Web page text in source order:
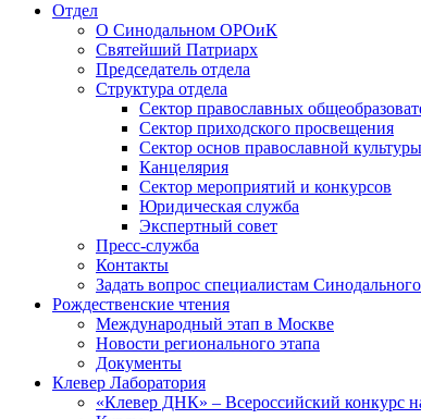
Отдел
О Синодальном ОРОиК
Святейший Патриарх
Председатель отдела
Структура отдела
Сектор православных
Сектор приходского просвещения
Сектор основ православной культуры
Канцелярия
Сектор мероприятий и конкурсов
Юридическая служба
Экспертный совет
Пресс-служба
Контакты
Задать вопрос специалистам
Рождественские чтения
Международный этап в Москве
Новости регионального этапа
Документы
Клевер Лаборатория
«Клевер ДНК» – Всероссийский конкурс